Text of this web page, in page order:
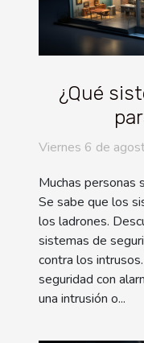
¿Qué
Viernes 6 de
Muchas personas
Se sabe que los
los ladrones.
sistemas de
contra los
seguridad con
una intrusión o...